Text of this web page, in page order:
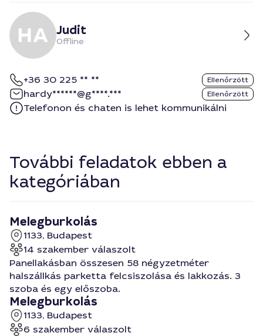
Judit
Offline
+36 30 225 ** ** Ellenőrzött
hardy******@g****.*** Ellenőrzött
Telefonon és chaten is lehet kommunikálni
További feladatok ebben a
kategóriában
Melegburkolás
1133, Budapest
14 szakember válaszolt
Panellakásban összesen 58 négyzetméter
halszállkás parketta felcsiszolása és lakkozás. 3
szoba és egy előszoba.
Melegburkolás
1133, Budapest
6 szakember válaszolt